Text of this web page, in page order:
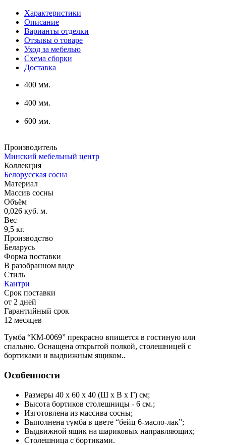
Характеристики
Описание
Варианты отделки
Отзывы о товаре
Уход за мебелью
Схема сборки
Доставка
400 мм.
400 мм.
600 мм.
Производитель
Минский мебельный центр
Коллекция
Белорусская сосна
Материал
Массив сосны
Объём
0,026 куб. м.
Вес
9,5 кг.
Производство
Беларусь
Форма поставки
В разобранном виде
Стиль
Кантри
Срок поставки
от 2 дней
Гарантийный срок
12 месяцев
Тумба “КМ-0069” прекрасно впишется в гостиную или
спальню. Оснащена открытой полкой, столешницей с
бортиками и выдвижным ящиком..
Особенности
Размеры 40 х 60 х 40 (Ш х В х Г) см;
Высота бортиков столешницы - 6 см.;
Изготовлена из массива сосны;
Выполнена тумба в цвете “бейц 6-масло-лак”;
Выдвижной ящик на шариковых направляющих;
Столешница с бортиками.